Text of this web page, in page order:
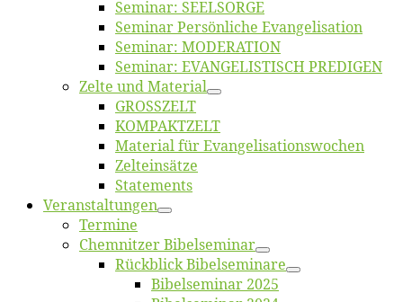
Se­mi­nar: SEELSORGE
Se­mi­nar Per­sön­li­che Evangelisation
Se­mi­nar: MODERATION
Se­mi­nar: EVANGELISTISCH PREDIGEN
Zel­te und Material
GROSSZELT
KOMPAKTZELT
Ma­te­ri­al für Evangelisationswochen
Zelt­ein­sät­ze
State­ments
Ver­an­stal­tun­gen
Ter­mi­ne
Chemnit­zer Bibelseminar
Rück­blick Bibelseminare
Bi­bel­se­mi­nar 2025